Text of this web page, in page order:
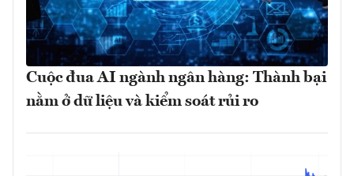
Cuộc đua AI ngành ngân hàng: Thành bại
nằm ở dữ liệu và kiểm soát rủi ro